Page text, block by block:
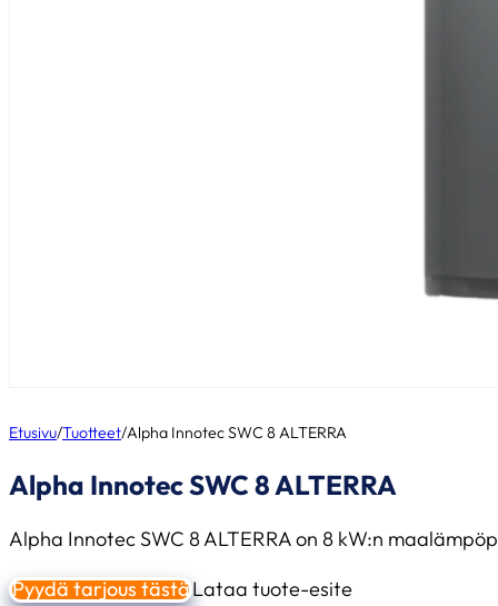
Etusivu/Tuotteet/Alpha Innotec SWC 8 ALTERRA
Alpha Innotec SWC 8 ALTERRA
Alpha Innotec SWC 8 ALTERRA on 8 kW:n
Pyydä tarjous tästäLataa tuote-esite